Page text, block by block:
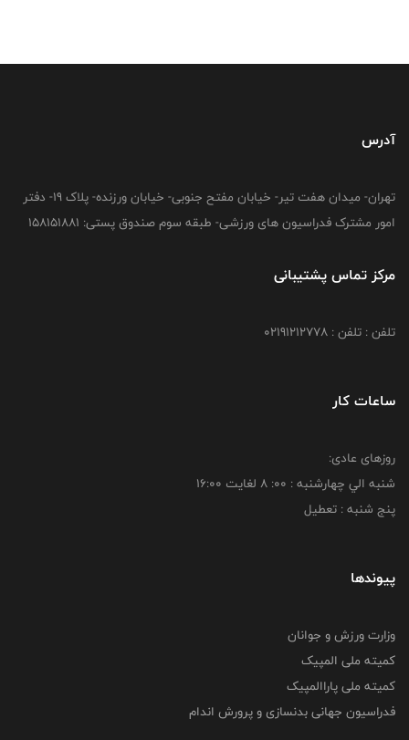
آدرس
تهران- میدان هفت تیر- خیابان مفتح جنوبی- خیابان ورزنده- پلاک 19- دفتر
امور مشترک فدراسیون های ورزشی- طبقه سوم صندوق پستی: 158151881
مرکز تماس پشتیبانی
تلفن : تلفن : 02191212778
ساعات کار
روزهای عادی:
شنبه الي چهارشنبه : 00: 8 لغايت 16:00
پنج شنبه : تعطیل
پیوندها
وزارت ورزش و جوانان
کمیته ملی المپیک
کمیته ملی پاراالمپیک
فدراسیون جهانی بدنسازی و پرورش اندام